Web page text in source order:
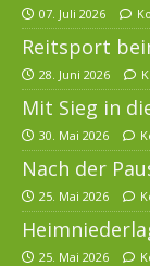
07. Juli 2026
Reitsport
28. Juni 2026
Mit Sieg in
30. Mai 2026
Nach der
25. Mai 2026
25. Mai 2026